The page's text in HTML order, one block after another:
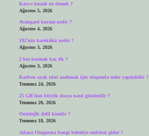
Kavs-ı kuzah ne demek ?
Ağustos 5, 2026
Avangard kuram nedir ?
Ağustos 4, 2026
192’nin karekökü nedir ?
Ağustos 3, 2026
2 km kosmak kaç dk ?
Ağustos 3, 2026
Karbon ayak izini azaltmak için ulaşımda neler yapılabilir ?
Temmuz 24, 2026
25 GB’dan büyük dosya nasıl gönderilir ?
Temmuz 20, 2026
Ontolojik delil kimdir ?
Temmuz 18, 2026
Adana Otogarına hangi belediye otobüsü gider ?